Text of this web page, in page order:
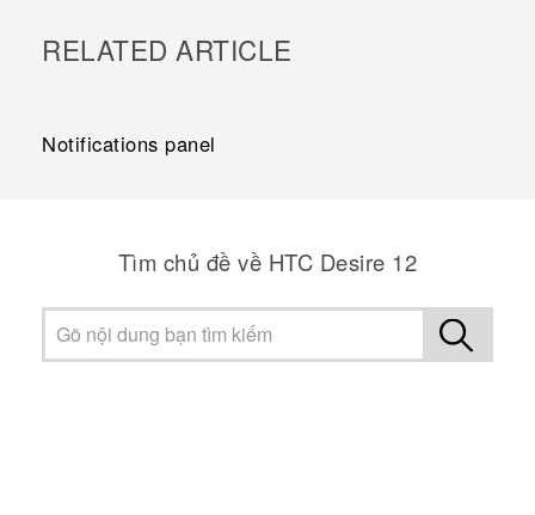
RELATED ARTICLE
Notifications panel
Tìm chủ đề về HTC Desire 12